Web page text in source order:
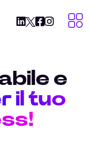
e
il tuo